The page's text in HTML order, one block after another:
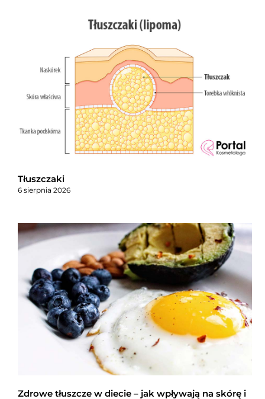
Tłuszczaki
6 sierpnia 2026
Zdrowe tłuszcze w diecie – jak wpływają na skórę i